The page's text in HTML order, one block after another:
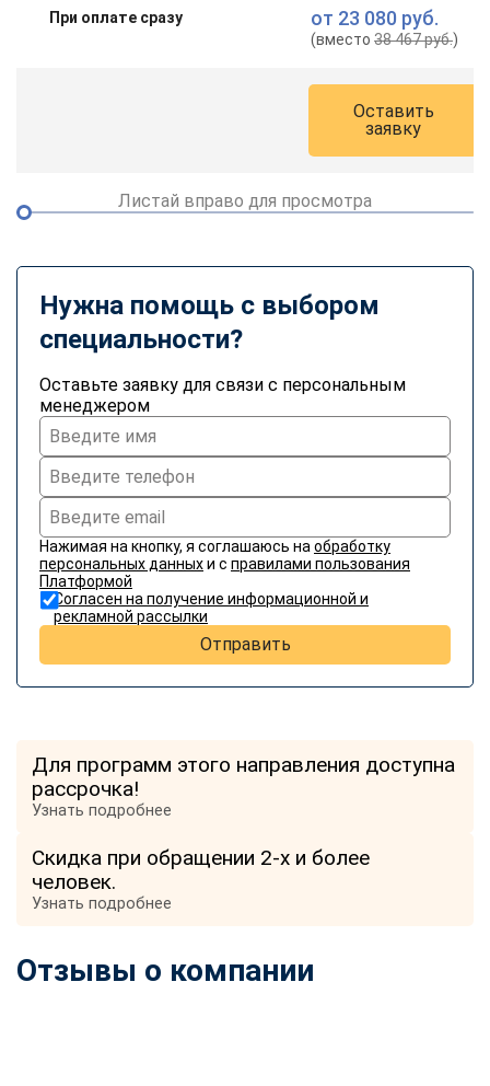
При оплате сразу от 23 080 руб.
(вместо38 467 руб.)
Оставить
заявку
Листай вправо для просмотра
Нужна помощь с выбором
специальности?
Оставьте заявку для связи с персональным
менеджером
Нажимая на кнопку, я соглашаюсь на обработку
персональных данныхи с правилами пользования
Платформой
Согласен на получение информационной и
рекламной рассылки
Отправить
Для программ этого направления доступна
рассрочка!
Узнать подробнее
Скидка при обращении 2-х и более
человек.
Узнать подробнее
Отзывы о компании